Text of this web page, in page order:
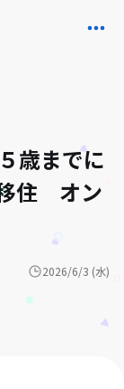
歳までに
住 オン
2026/6/3 (水)